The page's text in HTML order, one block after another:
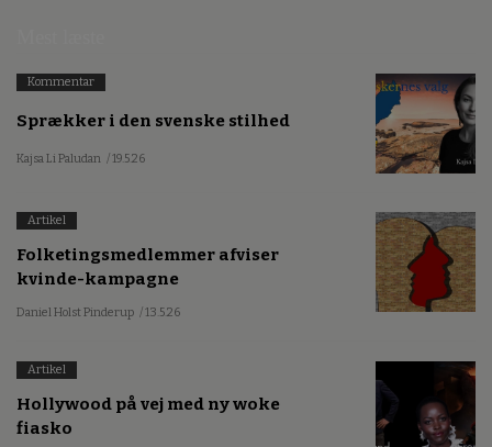
Kommentar
Sprækker i den svenske stilhed
Kajsa Li Paludan / 19.5.26
Artikel
Folketingsmedlemmer afviser
kvinde-kampagne
Daniel Holst Pinderup / 13.5.26
Artikel
Hollywood på vej med ny woke
fiasko